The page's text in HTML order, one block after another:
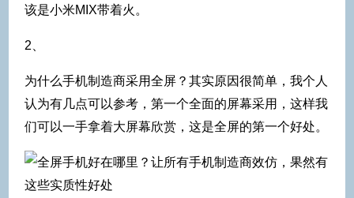
该是小米MIX带着火。
2、
为什么手机制造商采用全屏？其实原因很简单，我个人
认为有几点可以参考，第一个全面的屏幕采用，这样我
们可以一手拿着大屏幕欣赏，这是全屏的第一个好处。